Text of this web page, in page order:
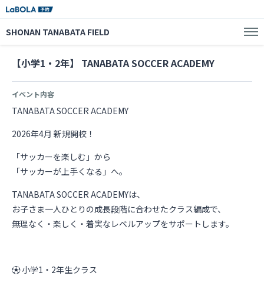
SHONAN TANABATA FIELD
【小学1・2年】 TANABATA SOCCER ACADEMY
イベント内容
TANABATA SOCCER ACADEMY
2026年4月 新規開校！
「サッカーを楽しむ」から
「サッカーが上手くなる」へ。
TANABATA SOCCER ACADEMYは、
お子さま一人ひとりの成長段階に合わせたクラス編成で、
無理なく・楽しく・着実なレベルアップをサポートします。
⚽ 小学1・2年生クラス